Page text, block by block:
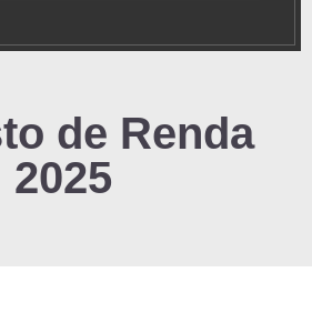
de Renda
2025